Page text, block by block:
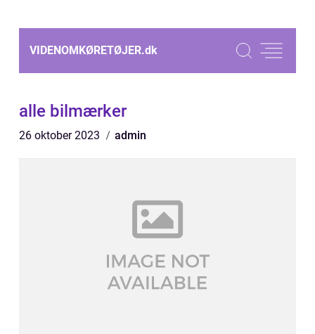
VIDENOMKØRETØJER.dk
alle bilmærker
26 oktober 2023 admin